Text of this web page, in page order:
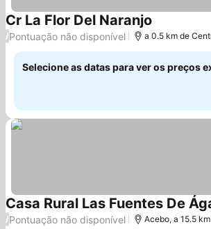
Cr La Flor Del Naranjo
/Pontuação não disponível a 0.5 km de
Selecione as datas para ver os preços
Casa Rural Las Fuentes De
/Pontuação não disponível Acebo, a 15.5